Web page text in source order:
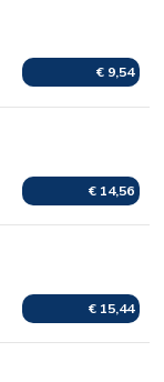
€ 9,54
€ 14,56
€ 15,44